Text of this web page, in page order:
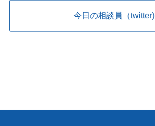
今日の相談員（twitter)